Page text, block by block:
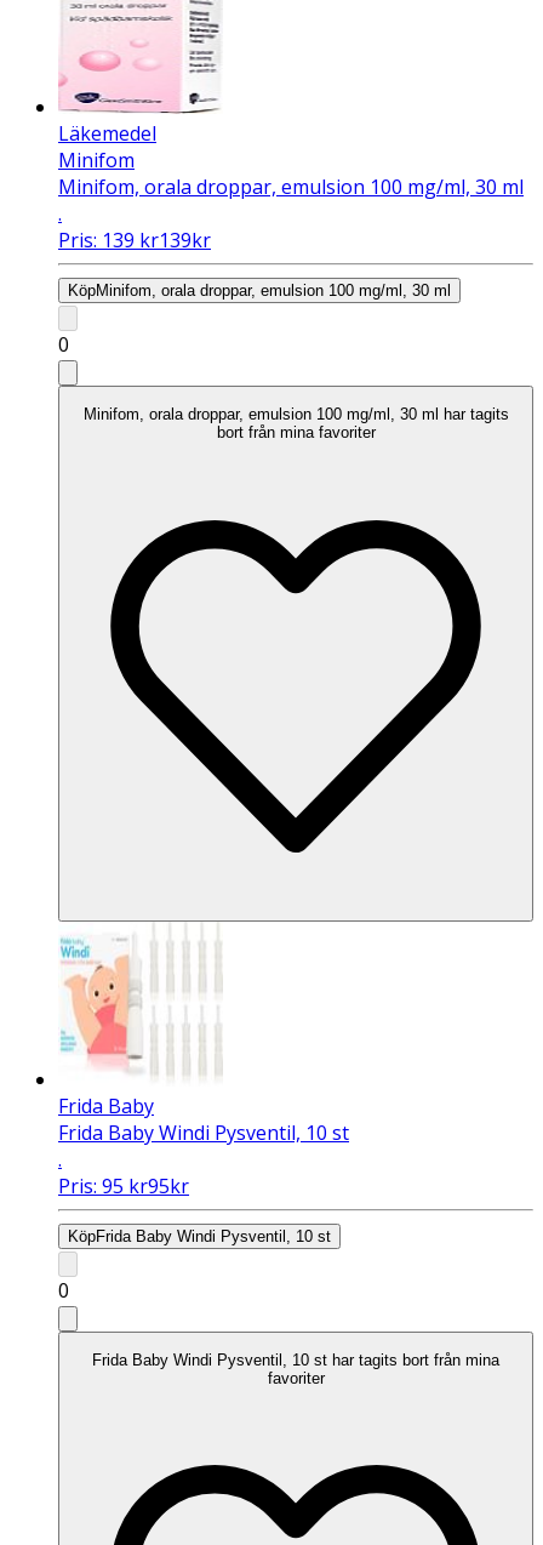
Läkemedel
Minifom
Minifom, orala droppar, emulsion 100 mg/ml, 30 ml
.
Pris: 139 kr139kr
KöpMinifom, orala droppar, emulsion 100 mg/ml, 30 ml
0
Minifom, orala droppar, emulsion 100 mg/ml, 30 ml har tagits
bort från mina favoriter
Frida Baby
Frida Baby Windi Pysventil, 10 st
.
Pris: 95 kr95kr
KöpFrida Baby Windi Pysventil, 10 st
0
Frida Baby Windi Pysventil, 10 st har tagits bort från mina
favoriter